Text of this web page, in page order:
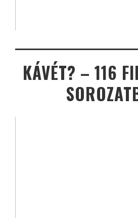
KÁVÉT? – 116